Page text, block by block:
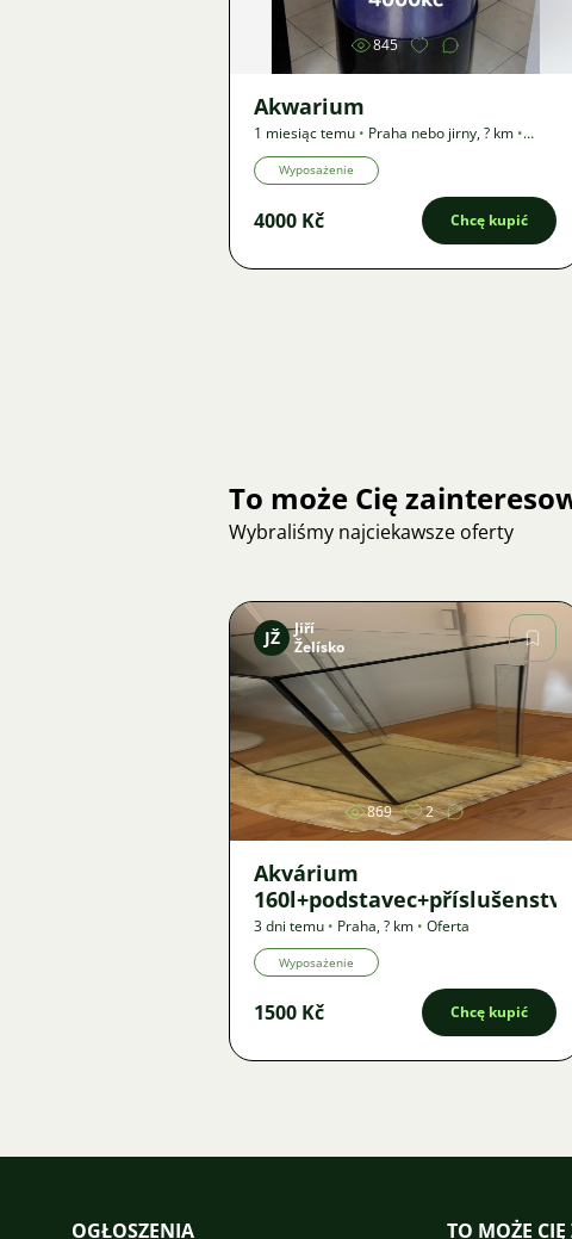
845
Akwarium
1 miesiąc temu • Praha nebo jirny,? km •
Oferta
Wyposażenie
4000 Kč Chcę kupić
To może Cię
Wybraliśmy najciekawsze oferty
Zdjęcie
JŽ
Jiří
Želísko
869 2
Akvárium
160l+podstavec+příslušenství
3 dni temu • Praha,? km • Oferta
Wyposażenie
1500 Kč Chcę kupić
OGŁOSZENIA TO MOŻE